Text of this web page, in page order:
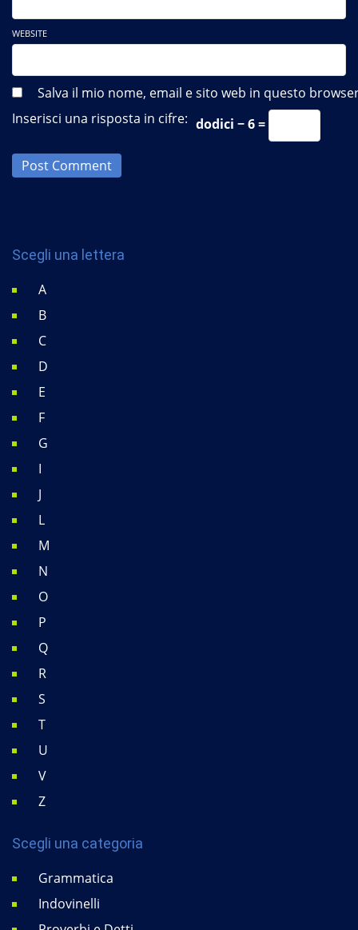
WEBSITE
Salva il mio nome, email e sito web in questo
Inserisci una risposta in cifre: dodici − 6 =
Post Comment
Scegli una lettera
A
B
C
D
E
F
G
I
J
L
M
N
O
P
Q
R
S
T
U
V
Z
Scegli una categoria
Grammatica
Indovinelli